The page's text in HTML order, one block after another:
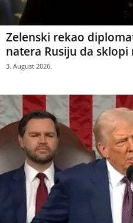
Zelenski rekao
natera Rusiju da sklopi
3. August 2026.